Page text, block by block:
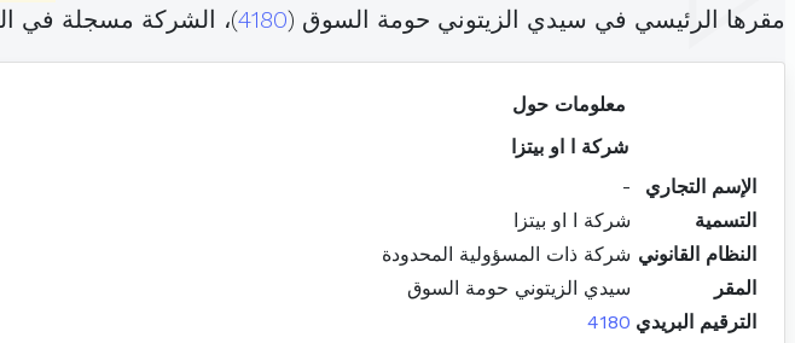
مقرها الرئيسي في سيدي الزيتوني حومة السوق (4180)، الشركة مسجلة في
معلومات حول
شركة ا او بيتزا
الإسم التجاري
-
التسمية
شركة ا او بيتزا
النظام القانوني شركة ذات المسؤولية المحدودة
المقر
سيدي الزيتوني حومة السوق
الترقيم البريدي 4180